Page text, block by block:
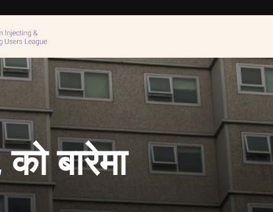
बारेमा